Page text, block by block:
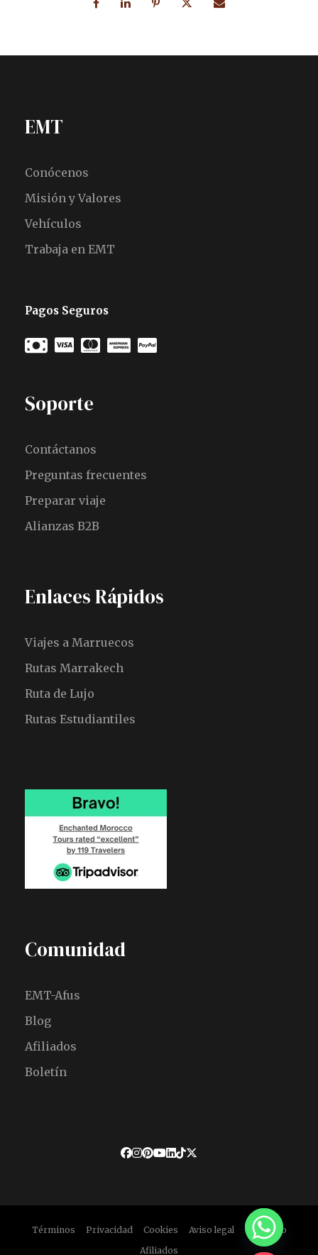
EMT
Conócenos
Misión y Valores
Vehículos
Trabaja en EMT
Pagos Seguros
Soporte
Contáctanos
Preguntas frecuentes
Preparar viaje
Alianzas B2B
Enlaces Rápidos
Viajes a Marruecos
Rutas Marrakech
Ruta de Lujo
Rutas Estudiantiles
Comunidad
EMT-Afus
Blog
Afiliados
Boletín
Términos Privacidad Cookies Aviso legal
Descargo
Afiliados